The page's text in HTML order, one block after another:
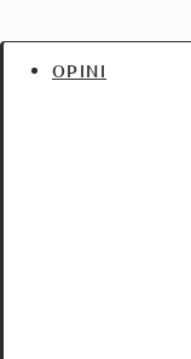
OPINI